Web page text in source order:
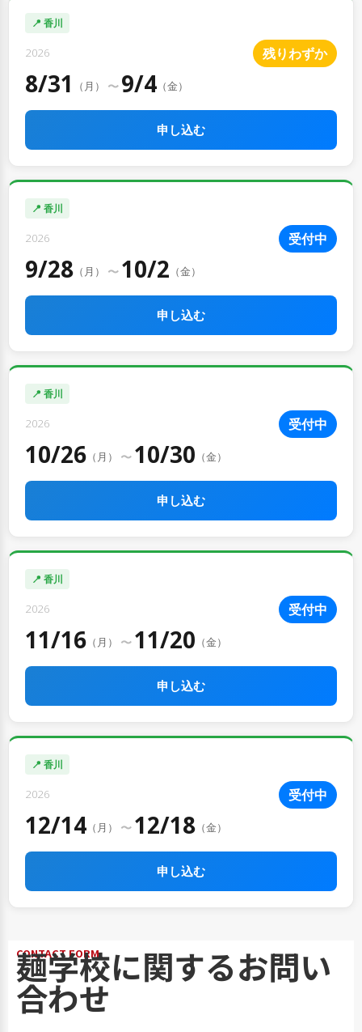
📍 香川
2026 残りわずか
8/31 （月） 〜 9/4 （金）
申し込む
📍 香川
2026 受付中
9/28 （月） 〜 10/2 （金）
申し込む
📍 香川
2026 受付中
10/26 （月） 〜 10/30 （金）
申し込む
📍 香川
2026 受付中
11/16 （月） 〜 11/20 （金）
申し込む
📍 香川
2026 受付中
12/14 （月） 〜 12/18 （金）
申し込む
CONTACT FORM
麺学校に関するお問い
合わせ